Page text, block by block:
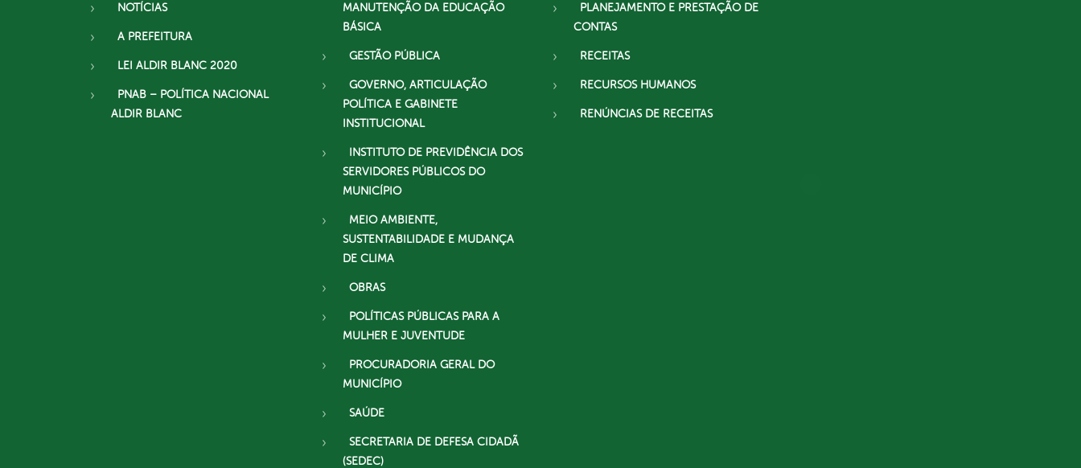
NOTÍCIAS
A PREFEITURA
LEI ALDIR BLANC 2020
PNAB – POLÍTICA NACIONAL
ALDIR BLANC
MANUTENÇÃO DA EDUCAÇÃO
BÁSICA
GESTÃO PÚBLICA
GOVERNO, ARTICULAÇÃO
POLÍTICA E GABINETE
INSTITUCIONAL
INSTITUTO DE PREVIDÊNCIA DOS
SERVIDORES PÚBLICOS DO
MUNICÍPIO
MEIO AMBIENTE,
SUSTENTABILIDADE E MUDANÇA
DE CLIMA
OBRAS
POLÍTICAS PÚBLICAS PARA A
MULHER E JUVENTUDE
PROCURADORIA GERAL DO
MUNICÍPIO
SAÚDE
SECRETARIA DE DEFESA CIDADÃ
(SEDEC)
PLANEJAMENTO E PRESTAÇÃO DE
CONTAS
RECEITAS
RECURSOS HUMANOS
RENÚNCIAS DE RECEITAS